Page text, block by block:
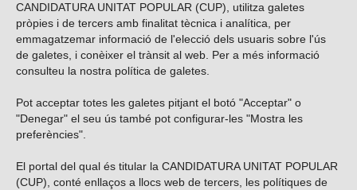
CANDIDATURA UNITAT POPULAR (CUP), utilitza galetes
pròpies i de tercers amb finalitat tècnica i analítica, per
emmagatzemar informació de l'elecció dels usuaris sobre l'ús
de galetes, i conèixer el trànsit al web. Per a més informació
consulteu la nostra política de galetes
Pot acceptar totes les galetes pitjant el botó "Acceptar" o
"Denegar" el seu ús també pot configurar-les "Mostra les
preferències".
El portal del qual és titular la CANDIDATURA UNITAT POPULAR
(CUP), conté enllaços a llocs web de tercers, les polítiques de
Vols subscriure’t al nostre butlletí?